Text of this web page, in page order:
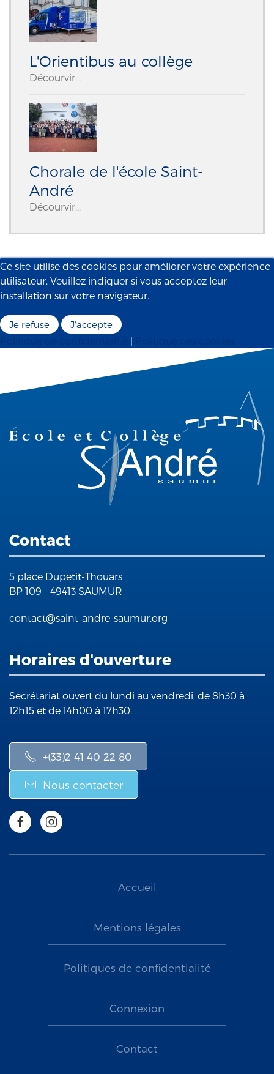
L'Orientibus au collège
Décourvir...
Chorale de l'école Saint-
André
Décourvir...
Ce site utilise des cookies pour améliorer votre expérience
utilisateur. Veuillez indiquer si vous acceptez leur
installation sur votre navigateur.
Je refuse J'accepte
Politique de confidentialité | Politique des cookies
Contact
5 place Dupetit-Thouars
BP 109 - 49413 SAUMUR
contact@saint-andre-saumur.org
Horaires d'ouverture
Secrétariat ouvert du lundi au vendredi, de 8h30 à
12h15 et de 14h00 à 17h30.
+(33)2 41 40 22 80
Nous contacter
Accueil
Mentions légales
Politiques de confidentialité
Connexion
Contact